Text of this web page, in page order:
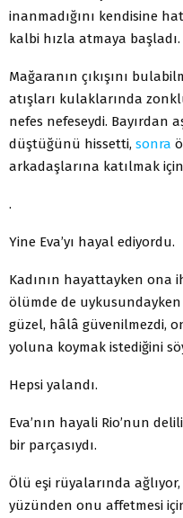
inanmadığını kendisine
kalbi hızla atmaya başladı.
Mağaranın çıkışını
atışları kulaklarında
nefes nefeseydi. Bayırdan
düştüğünü hissetti, sonra
arkadaşlarına katılmak
.
Yine Eva’yı hayal ediyordu.
Kadının hayattayken ona
ölümde de
güzel, hâlâ güvenilmezdi,
yoluna koymak istediğini
Hepsi yalandı.
Eva’nın hayali Rio’nun
bir parçasıydı.
Ölü eşi rüyalarında
yüzünden onu affetmesi